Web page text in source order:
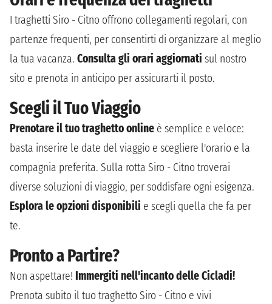
I traghetti Siro - Citno offrono collegamenti regolari, con
partenze frequenti, per consentirti di organizzare al meglio
la tua vacanza. Consulta gli orari aggiornati sul nostro
sito e prenota in anticipo per assicurarti il posto.
Scegli il Tuo Viaggio
Prenotare il tuo traghetto online è semplice e veloce:
basta inserire le date del viaggio e scegliere l'orario e la
compagnia preferita. Sulla rotta Siro - Citno troverai
diverse soluzioni di viaggio, per soddisfare ogni esigenza.
Esplora le opzioni disponibili e scegli quella che fa per
te.
Pronto a Partire?
Non aspettare! Immergiti nell'incanto delle Cicladi!
Prenota subito il tuo traghetto Siro - Citno e vivi